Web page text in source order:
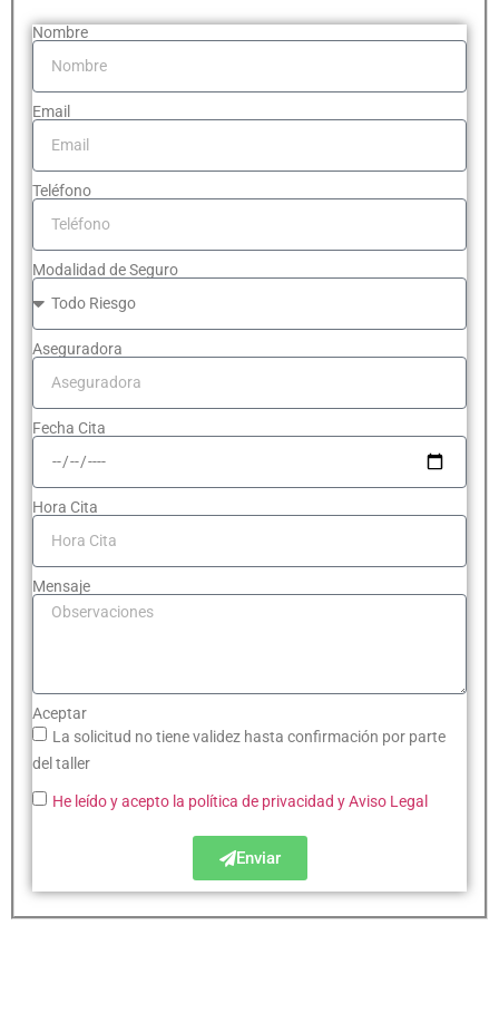
Nombre
Email
Teléfono
Modalidad de Seguro
Aseguradora
Fecha Cita
Hora Cita
Mensaje
Aceptar
La solicitud no tiene validez hasta confirmación por parte
del taller
He leído y acepto la política de privacidad y Aviso Legal
Enviar